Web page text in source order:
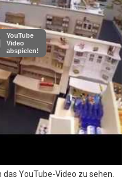
YouTube
Video
abspielen!
das YouTube-Video zu sehen.